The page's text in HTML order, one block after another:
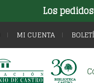
Los
MI CUENTA